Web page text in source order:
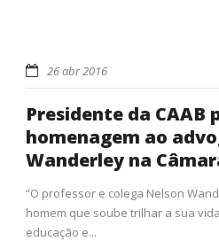
26 abr 2016
Presidente da CAAB
homenagem ao
Wanderley na
“O professor e colega Nelson
homem que soube trilhar a sua
educação e...